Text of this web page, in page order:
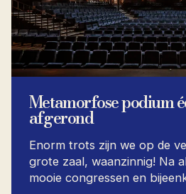
Metamorfose podium
afgerond
Enorm trots zijn we op de
grote zaal, waanzinnig! Na
mooie congressen en